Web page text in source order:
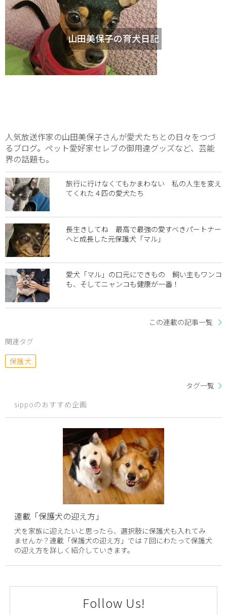
山田美保子の育犬日記
人気放送作家の山田美保子さんが愛犬たちとの日々をつづ
るブログ。ペット愛好家セレブの御用達グッズなど、芸能
界の話題も。
旅行に行けなくてもかまわない 私の人生を変え
てくれた４匹の愛犬たち
長生きしてね 最高で最強の愛すべきパートナー
へと成長した元保護犬「マル」
愛犬「マル」の口元にできもの 飼い主もワンコ
も、そしてニャンコも健康が一番！
この連載の記事一覧
関連タグ
保護犬
タグ一覧
sippoのおすすめ企画
連載「保護犬の迎え方」
犬を家族に迎えたいと思ったら、選択肢に保護犬も入れてみ
ませんか？連載「保護犬の迎え方」では７回にわたって保護犬
の迎え方を詳しく紹介していきます。
Follow Us!